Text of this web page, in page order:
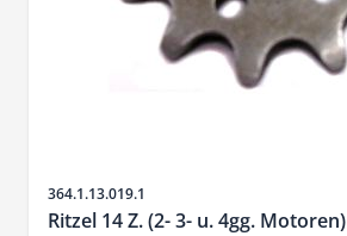
Sku
364.1.13.019.1
Ritzel 14 Z. (2- 3- u. 4gg. Motoren)